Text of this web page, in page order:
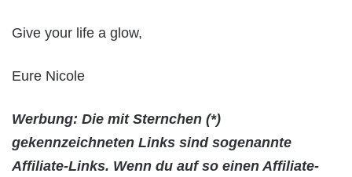
Give your life a glow,
Eure Nicole
Werbung: Die mit Sternchen (*)
gekennzeichneten Links sind sogenannte
Affiliate-Links. Wenn du auf so einen Affiliate-